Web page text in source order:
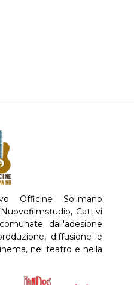
Officine Solimano
Cattivi
dall'adesione
diffusione e
nel teatro e nella